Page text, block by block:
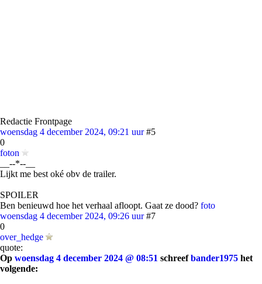
Redactie Frontpage
woensdag 4 december 2024, 09:21 uur #5
0
foton
__--*--__
Lijkt me best oké obv de trailer.
SPOILER
Ben benieuwd hoe het verhaal afloopt. Gaat ze dood? foto
woensdag 4 december 2024, 09:26 uur #7
0
over_hedge
quote:
Op woensdag 4 december 2024 @ 08:51 schreefbander1975 het
volgende: